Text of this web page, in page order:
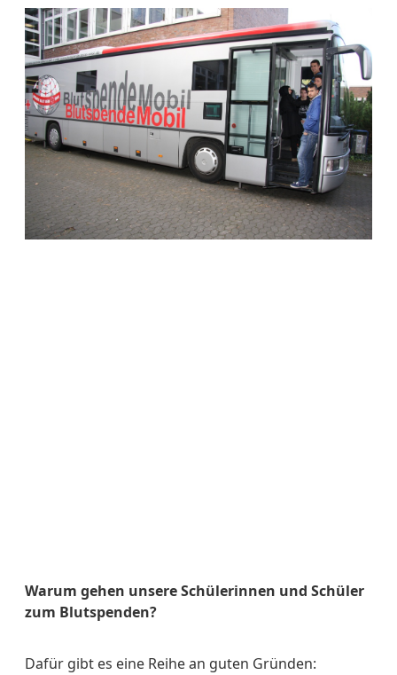
Warum gehen unsere Schülerinnen und Schüler
zum Blutspenden?
Dafür gibt es eine Reihe an guten Gründen: